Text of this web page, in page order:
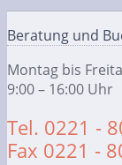
Beratung und
Montag bis
9:00 – 16:00 Uhr
Tel. 0221 -
Fax 0221 -